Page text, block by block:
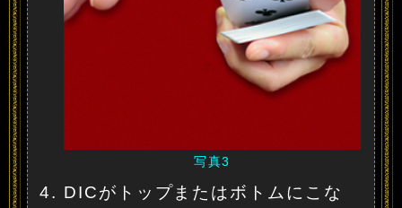
写真3
DICがトップまたはボトムにこな